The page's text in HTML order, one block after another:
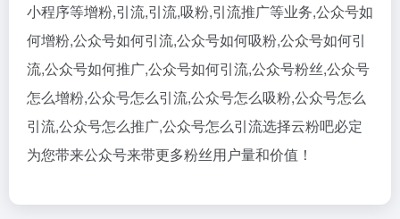
小程序等增粉,引流,引流,吸粉,引流推广等业务,公众号如
何增粉,公众号如何引流,公众号如何吸粉,公众号如何引
流,公众号如何推广,公众号如何引流,公众号粉丝,公众号
怎么增粉,公众号怎么引流,公众号怎么吸粉,公众号怎么
引流,公众号怎么推广,公众号怎么引流选择云粉吧必定
为您带来公众号来带更多粉丝用户量和价值！